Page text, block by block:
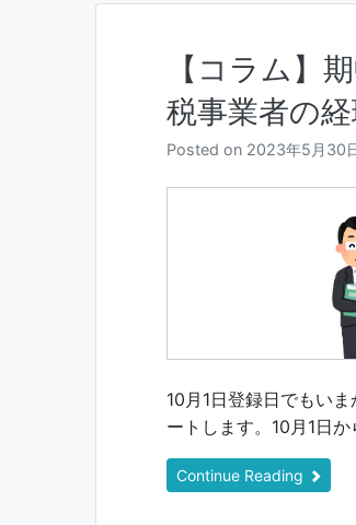
【コラム】
税事業者の
Posted on 2023年5月30
10月1日登録日でもい
ートします。10月1日
Continue Reading